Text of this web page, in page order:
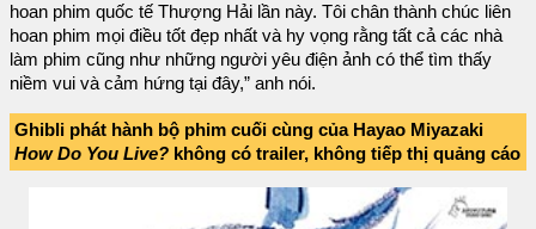
hoan phim quốc tế Thượng Hải lần này. Tôi chân thành chúc liên
hoan phim mọi điều tốt đẹp nhất và hy vọng rằng tất cả các nhà
làm phim cũng như những người yêu điện ảnh có thể tìm thấy
niềm vui và cảm hứng tại đây,” anh nói.
Ghibli phát hành bộ phim cuối cùng của Hayao Miyazaki
How Do You Live? không có trailer, không tiếp thị quảng cáo